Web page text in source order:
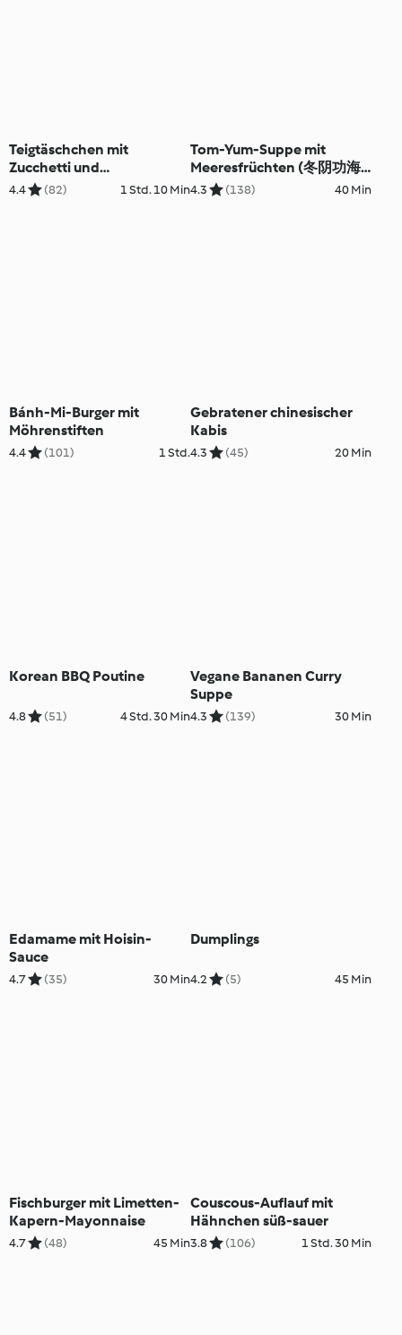
Teigtäschchen mit
Zucchetti und
Poulethackfleisch
4.4 (82) 1 Std. 10 Min
Tom-Yum-Suppe mit
Meeresfrüchten (冬阴功海
鲜汤)
4.3 (138) 40 Min
Bánh-Mi-Burger mit
Möhrenstiften
4.4 (101) 1 Std.
Gebratener chinesischer
Kabis
4.3 (45) 20 Min
Korean BBQ Poutine
4.8 (51) 4 Std. 30 Min
Vegane Bananen Curry
Suppe
4.3 (139) 30 Min
Edamame mit Hoisin-
Sauce
4.7 (35) 30 Min
Dumplings
4.2 (5) 45 Min
Fischburger mit Limetten-
Kapern-Mayonnaise
4.7 (48) 45 Min
Couscous-Auflauf mit
Hähnchen süß-sauer
3.8 (106) 1 Std. 30 Min